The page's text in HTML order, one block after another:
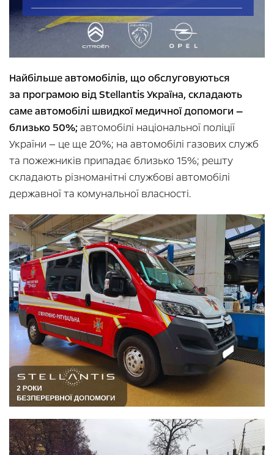
Найбільше автомобілів, що обслуговуються
за програмою від Stellantis Україна, складають
саме автомобілі швидкої медичної допомоги —
близько 50%;автомобілі національної поліції
України — це ще 20%; на автомобілі газових служб
та пожежників припадає близько 15%; решту
складають різноманітні службові автомобілі
державної та комунальної власності.